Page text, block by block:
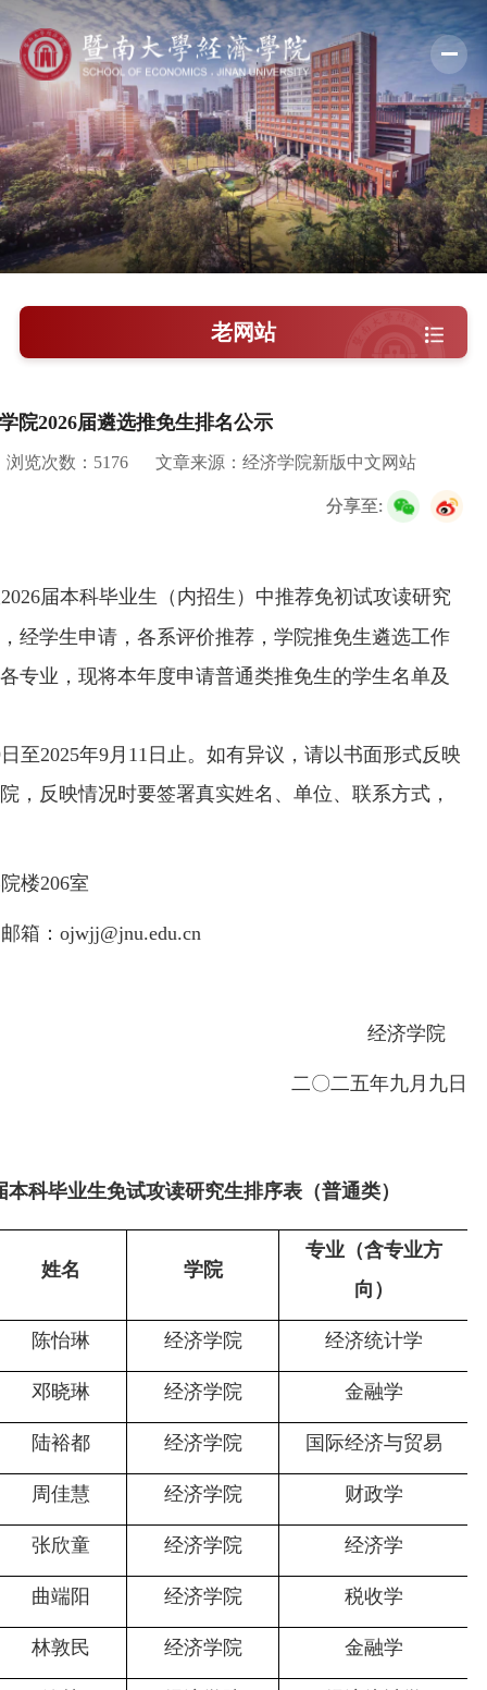
学院概况
新闻中心
师资队伍
科学研究
教学培养
学院党建
人才引进
老网站
院2026届遴选推免生排名公示
浏览次数： 5176 文章来源：经济学院新版中文网站
分享至:
2026届本科毕业生（内招生）中推荐免初试攻读研究
经学生申请，各系评价推荐，学院推免生遴选工作
专业，现将本年度申请普通类推免生的学生名单及
日至2025年9月 11 日止。如有异议，请以书面形式反映
，反映情况时要签署真实姓名、单位、联系方式，
楼206室
箱：ojwjj@jnu.edu.cn
经济学院
二〇二五年九月 九 日
本科毕业生免试攻读研究生排序表（普通类）
姓名 学院
专业（含专业方
向）
陈怡琳 经济学院 经济统计学
邓晓琳 经济学院 金融学
陆裕都 经济学院 国际经济与贸易
周佳慧 经济学院 财政学
张欣童 经济学院 经济学
曲端阳 经济学院 税收学
林敦民 经济学院 金融学